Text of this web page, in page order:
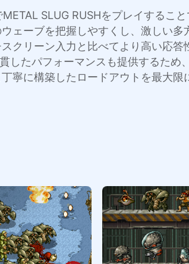
SLUG RUSHをプレイするこ
ェーブを把握しやすくし、激しい
クリーン入力と比べてより高い応
したパフォーマンスも提供するた
寧に構築したロードアウトを最大